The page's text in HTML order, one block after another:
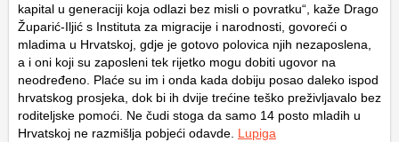
kapital u generaciji koja odlazi bez misli o povratku“, kaže Drago
Župarić-Iljić s Instituta za migracije i narodnosti, govoreći o
mladima u Hrvatskoj, gdje je gotovo polovica njih nezaposlena,
a i oni koji su zaposleni tek rijetko mogu dobiti ugovor na
neodređeno. Plaće su im i onda kada dobiju posao daleko ispod
hrvatskog prosjeka, dok bi ih dvije trećine teško preživljavalo bez
roditeljske pomoći. Ne čudi stoga da samo 14 posto mladih u
Hrvatskoj ne razmišlja pobjeći odavde. Lupiga